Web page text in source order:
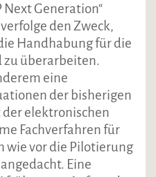
Next Generation“
den Zweck,
Handhabung für die
zu überarbeiten.
eine
der bisherigen
elektronischen
Fachverfahren für
wie vor die Pilotierung
Eine